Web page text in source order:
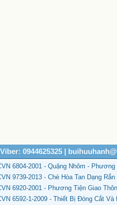
0944625325 |
6804-2001 - Quặng Nhôm -
9739-2013 - Chè Hòa Tan Dạng
6920-2001 - Phương Tiện Giao
6592-1-2009 - Thiết Bị Đóng Cắt